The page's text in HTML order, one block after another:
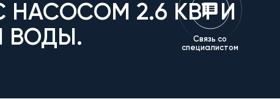
НАСОСОМ 2.6 КВТ И
ВОДЫ.
Связь со
специалистом